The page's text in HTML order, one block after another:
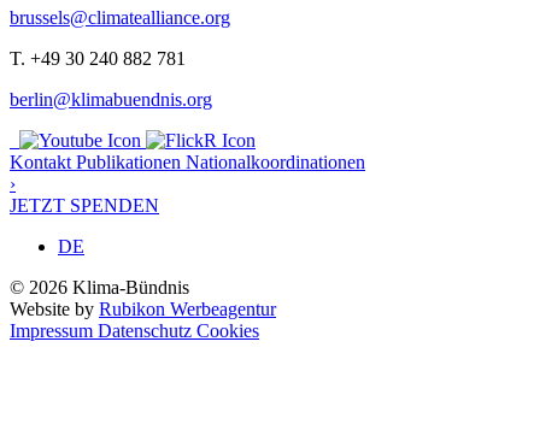
brussels@climatealliance.org
T. +49 30 240 882 781
berlin@klimabuendnis.org
Kontakt Publikationen Nationalkoordinationen
›
JETZT SPENDEN
DE
© 2026 Klima-Bündnis
Website by Rubikon Werbeagentur
Impressum Datenschutz Cookies